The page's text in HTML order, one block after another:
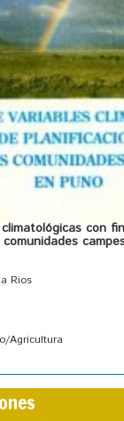
con
Rios
Agricultura